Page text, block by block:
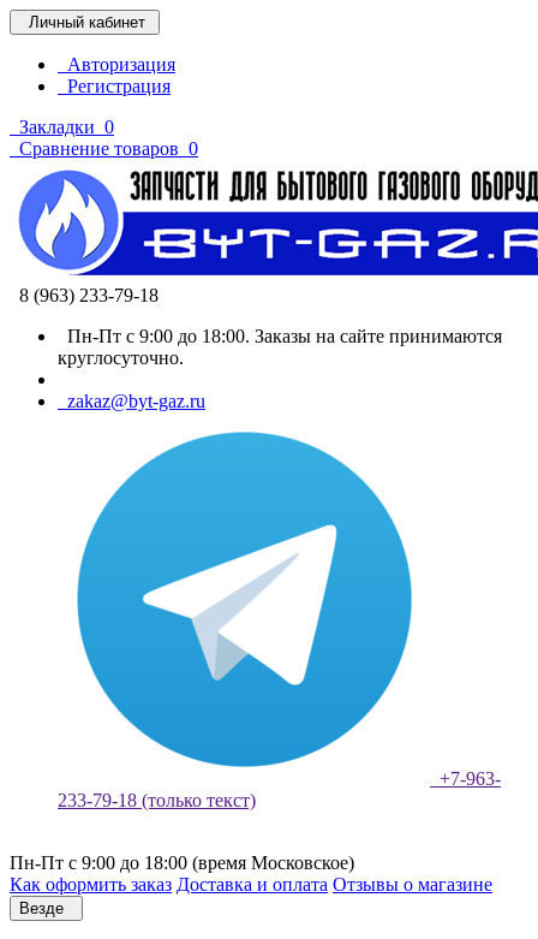
Личный кабинет
Авторизация
Регистрация
Закладки 0
Сравнение товаров 0
8 (963) 233-79-18
Пн-Пт с 9:00 до 18:00. Заказы на сайте принимаются
круглосуточно.
zakaz@byt-gaz.ru
+7-963-
233-79-18 (только текст)
Пн-Пт с 9:00 до 18:00 (время Московское)
Как оформить заказ Доставка и оплата Отзывы о магазине
Везде